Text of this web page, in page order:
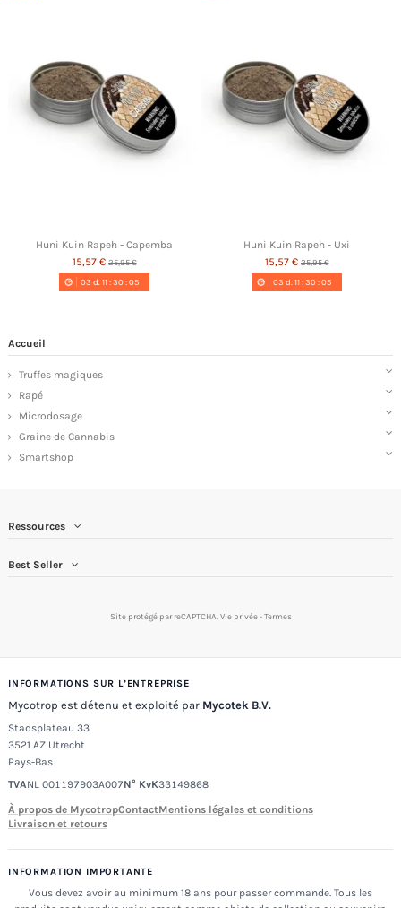
Huni Kuin Rapeh - Capemba
15,57 € 25,95 €
03 d. 11:30:05
Huni Kuin Rapeh - Uxi
15,57 € 25,95 €
03 d. 11:30:05
Accueil
Truffes magiques
Rapé
Microdosage
Graine de Cannabis
Smartshop
Ressources
Best Seller
Site protégé par reCAPTCHA.Vie privée-Termes
INFORMATIONS SUR L’ENTREPRISE
Mycotrop est détenu et exploité par Mycotek B.V.
Stadsplateau 33
3521 AZ Utrecht
Pays-Bas
TVANL 001197903A007N° KvK33149868
À propos de MycotropContactMentions légales et conditions
Livraison et retours
INFORMATION IMPORTANTE
Vous devez avoir au minimum 18 ans pour passer commande. Tous les